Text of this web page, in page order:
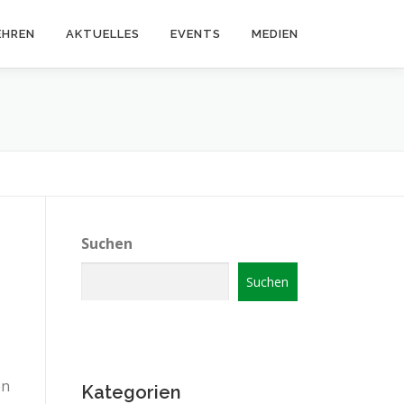
AKTUELLES EVENTS MEDIEN
Suchen
Suchen
Kategorien